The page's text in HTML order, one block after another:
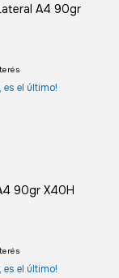
A4 90gr
es el último!
90gr X40H
es el último!